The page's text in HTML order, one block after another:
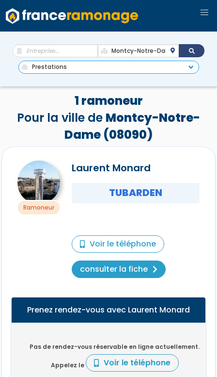
1 ramoneur
Pour la ville de Montcy-Notre-
Dame (08090)
Ramoneur
Laurent Monard
TUBARDEN
Voir le téléphone
consulter la fiche
Prenez rendez-vous avec Laurent Monard
Pas de rendez-vous réservable en ligne actuellement.
Appelez le Voir le téléphone